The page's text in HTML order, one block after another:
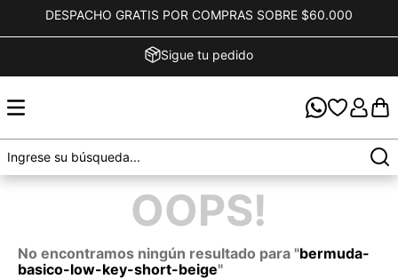
DESPACHO GRATIS POR COMPRAS SOBRE $60.000
Sigue tu pedido
OOPS!
No encontramos ningún resultado para "bermuda-
basico-low-key-short-beige"